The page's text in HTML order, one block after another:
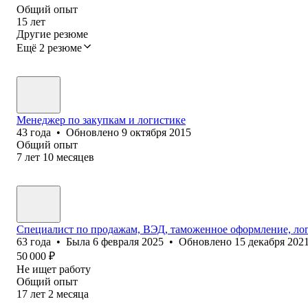
Общий опыт
15 лет
Другие резюме
Ещё 2 резюме
Менеджер по закупкам и логистике
43 года • Обновлено 9 октября 2015
Общий опыт
7 лет 10 месяцев
Специалист по продажам, ВЭД, таможенное оформление,
63 года • Была 6 февраля 2025 • Обновлено 15 декабря 2021
50 000 ₽
Не ищет работу
Общий опыт
17 лет 2 месяца